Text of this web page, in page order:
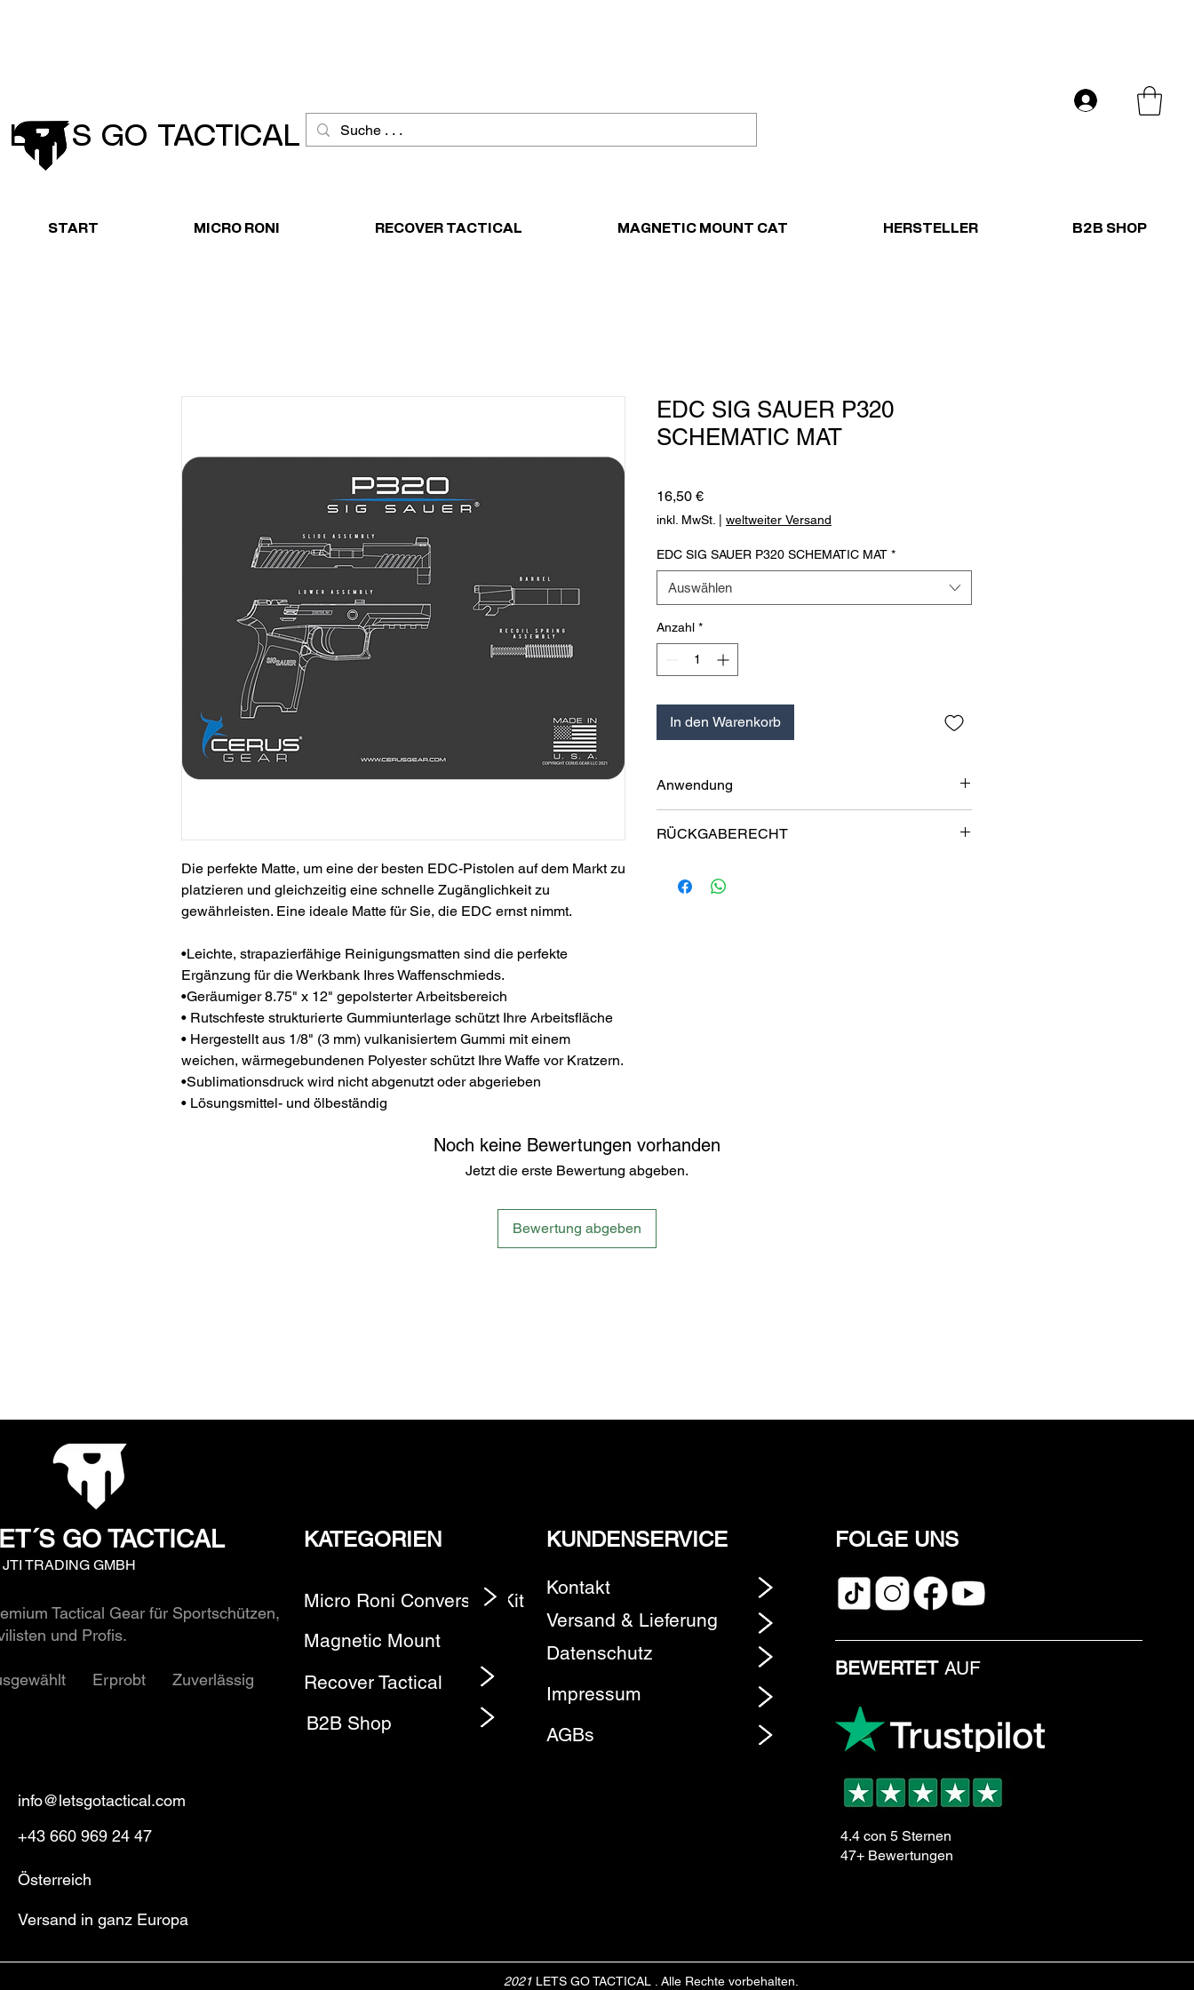
Anmelden
LET´S GO TACTICAL
START MICRO RONI RECOVER TACTICAL MAGNETIC MOUNT CAT HERSTELLER B2B SHOP
Die perfekte Matte, um eine der besten EDC-Pistolen auf dem Markt zu
platzieren und gleichzeitig eine schnelle Zugänglichkeit zu
gewährleisten. Eine ideale Matte für Sie, die EDC ernst nimmt.
•Leichte, strapazierfähige Reinigungsmatten sind die perfekte
Ergänzung für die Werkbank Ihres Waffenschmieds.
•Geräumiger 8.75" x 12" gepolsterter Arbeitsbereich
• Rutschfeste strukturierte Gummiunterlage schützt Ihre Arbeitsfläche
• Hergestellt aus 1/8" (3 mm) vulkanisiertem Gummi mit einem
weichen, wärmegebundenen Polyester schützt Ihre Waffe vor Kratzern.
•Sublimationsdruck wird nicht abgenutzt oder abgerieben
• Lösungsmittel- und ölbeständig
EDC SIG SAUER P320
SCHEMATIC MAT
16,50 €Preis
inkl. MwSt. weltweiter Versand
EDC SIG SAUER P320 SCHEMATIC MAT *
Auswählen
Anzahl *
In den Warenkorb
Anwendung
Aufrollbar für eine einfache und kompakte
andere Aufbewahrungsorte.
RÜCKGABERECHT
ProMats wurden von Schützen für Schützen entwickelt.
Noch keine Bewertungen vorhanden
Jetzt die erste Bewertung abgeben.
Bewertung abgeben
GO TACTICAL KATEGORIEN
TRADING GMBH
Tactical Gear für Sportschützen,
und Profis.
Erprobt Zuverlässig
Micro Roni Conversion Kit
Magnetic Mount
Recover Tactical
B2B Shop
info@letsgotactical.com
+43 660 969 24 47
Österreich
Versand in ganz Europa
KUNDENSERVICE
Kontakt
Versand & Lieferung
Datenschutz
Impressum
AGBs
2021 LETS GO TACTICAL . Alle Rechte vorbehalten.
FOLGE UNS
BEWERTET AUF
4.4 con 5 Sternen
47+ Bewertungen
Element